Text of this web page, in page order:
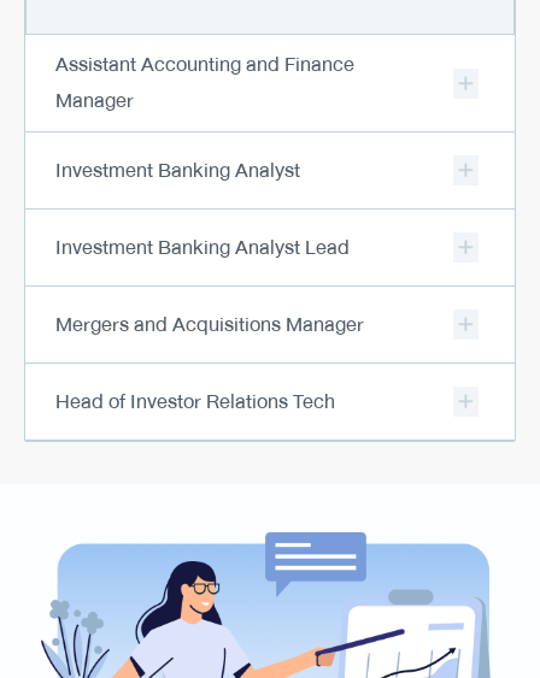
Assistant Accounting and Finance
Manager
Investment Banking Analyst
Investment Banking Analyst Lead
Mergers and Acquisitions Manager
Head of Investor Relations Tech